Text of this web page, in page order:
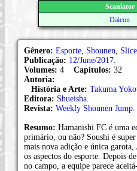
Scanlator
Daicon
Gênero: Esporte Shounen
Publicação: 12/June/2017
Volumes: 4 Capítulos: 32
Autoria:
História e Arte: Takuma
Editora: Shueisha
Revista: Weekly Shounen Jump
Resumo: Hamanishi FC é uma
primário, ou não? Soushi é
mais nova adição e única
os aspectos do esporte. Depois
no campo, a equipe parece